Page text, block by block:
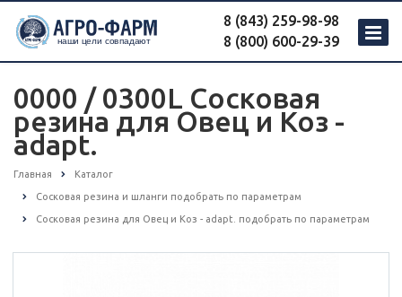
8 (843) 259-98-98
8 (800) 600-29-39
0000 / 0300L Сосковая
резина для Овец и Коз -
adapt.
Главная Каталог
Сосковая резина и шланги подобрать по параметрам
Сосковая резина для Овец и Коз - adapt. подобрать по параметрам